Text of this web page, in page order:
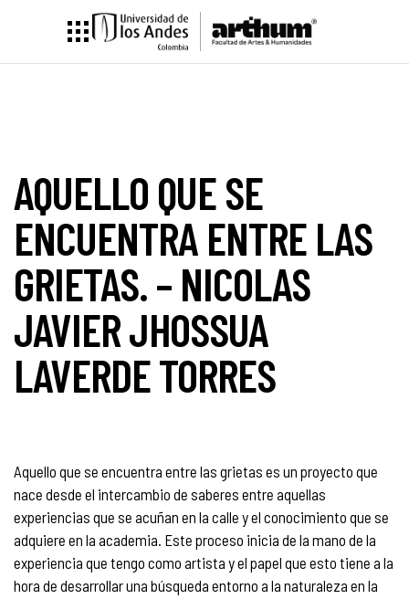
AQUELLO QUE SE
ENCUENTRA ENTRE LAS
GRIETAS. – NICOLAS
JAVIER JHOSSUA
LAVERDE TORRES
Aquello que se encuentra entre las grietas es un proyecto que
nace desde el intercambio de saberes entre aquellas
experiencias que se acuñan en la calle y el conocimiento que se
adquiere en la academia. Este proceso inicia de la mano de la
experiencia que tengo como artista y el papel que esto tiene a la
hora de desarrollar una búsqueda entorno a la naturaleza en la